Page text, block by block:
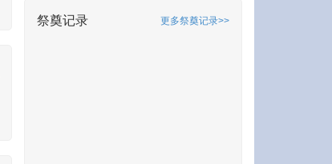
祭奠记录 更多祭奠记录>>